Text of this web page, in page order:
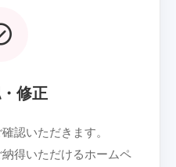
修正
認いただきます。
得いただけるホームペ